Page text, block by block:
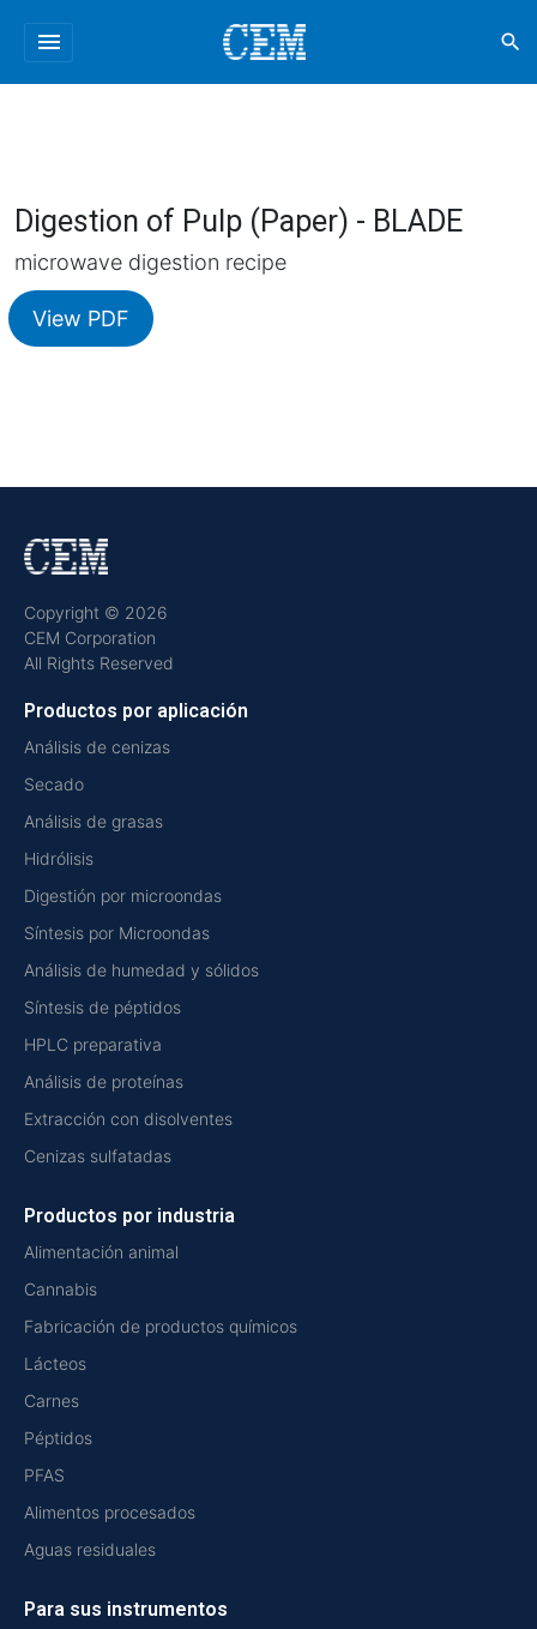
menu search
Digestion of Pulp (Paper) - BLADE
microwave digestion recipe
View PDF
Copyright © 2026
CEM Corporation
All Rights Reserved
Productos por aplicación
Análisis de cenizas
Secado
Análisis de grasas
Hidrólisis
Digestión por microondas
Síntesis por Microondas
Análisis de humedad y sólidos
Síntesis de péptidos
HPLC preparativa
Análisis de proteínas
Extracción con disolventes
Cenizas sulfatadas
Productos por industria
Alimentación animal
Cannabis
Fabricación de productos químicos
Lácteos
Carnes
Péptidos
PFAS
Alimentos procesados
Aguas residuales
Para sus instrumentos